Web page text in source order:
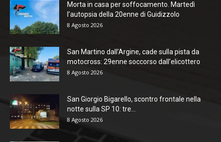
Morta in casa per soffocamento. Martedì
l’autopsia della 20enne di Guidizzolo
8 Agosto 2026
San Martino dall’Argine, cade sulla pista da
motocross: 29enne soccorso dall’elicottero
8 Agosto 2026
San Giorgio Bigarello, scontro frontale nella
notte sulla SP 10: tre...
8 Agosto 2026